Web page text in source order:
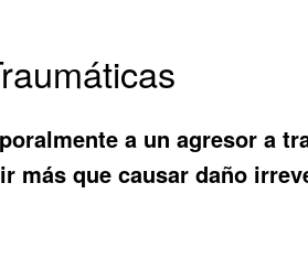
a un agresor a
más que causar daño